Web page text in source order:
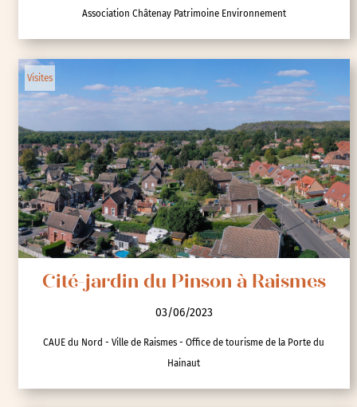
Association Châtenay Patrimoine Environnement
Visites
Cité-jardin du Pinson à Raismes
03/06/2023
CAUE du Nord - Ville de Raismes - Office de tourisme de la Porte du
Hainaut